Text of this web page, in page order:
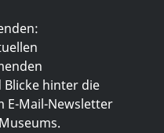
hinter die
E-Mail-Newsletter